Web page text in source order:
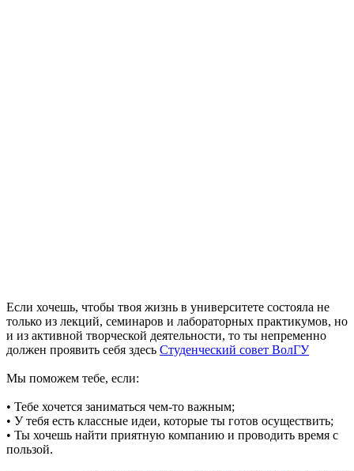
Если хочешь, чтобы твоя жизнь в университете состояла не
только из лекций, семинаров и лабораторных практикумов, но
и из активной творческой деятельности, то ты непременно
должен проявить себя здесь Студенческий совет ВолГУ
Мы поможем тебе, если:
• Тебе хочется заниматься чем-то важным;
• У тебя есть классные идеи, которые ты готов осуществить;
• Ты хочешь найти приятную компанию и проводить время с
пользой.